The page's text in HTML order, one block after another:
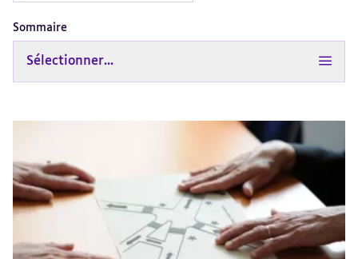
Sommaire
Sélectionner...